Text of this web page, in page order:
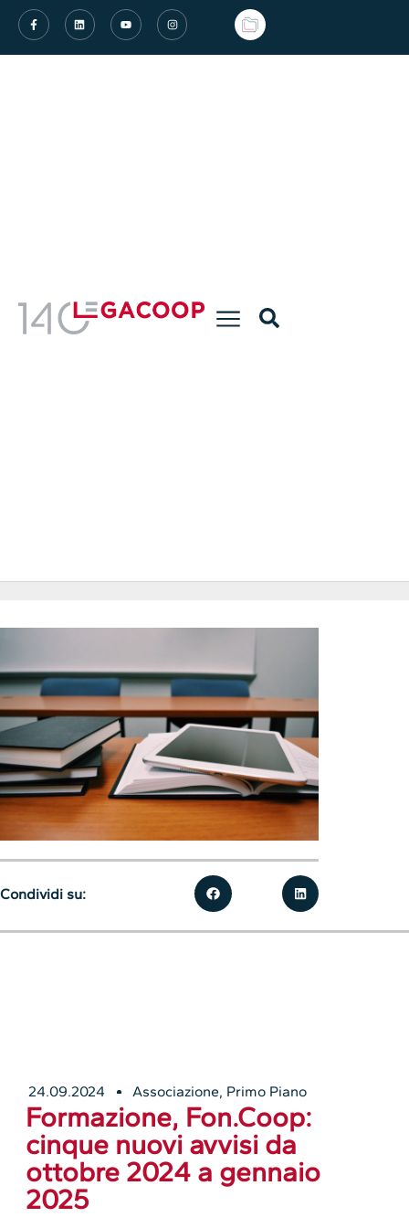
24.09.2024 Associazione, Primo Piano
Formazione, Fon.Coop:
cinque nuovi avvisi da
ottobre 2024 a gennaio
2025
Condividi su: